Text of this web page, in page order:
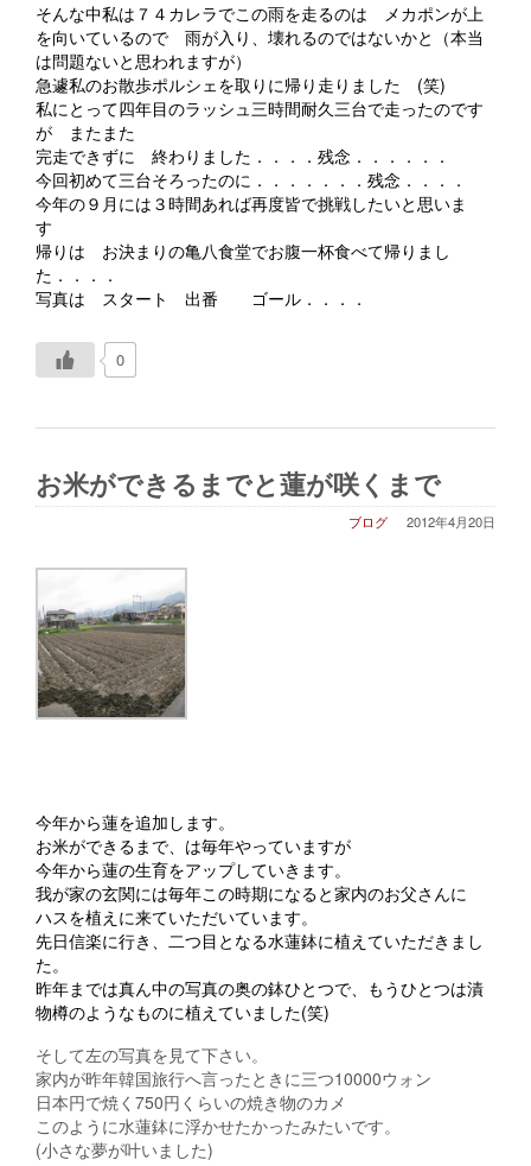
そんな中私は７４カレラでこの雨を走るのは メカポンが上
を向いているので 雨が入り、壊れるのではないかと（本当
は問題ないと思われますが）
急遽私のお散歩ポルシェを取りに帰り走りました (笑)
私にとって四年目のラッシュ三時間耐久三台で走ったのです
が またまた
完走できずに 終わりました．．．．残念．．．．．．
今回初めて三台そろったのに．．．．．．．残念．．．．
今年の９月には３時間あれば再度皆で挑戦したいと思いま
す
帰りは お決まりの亀八食堂でお腹一杯食べて帰りまし
た．．．．
写真は スタート 出番 ゴール．．．．
0
お米ができるまでと蓮が咲くまで
2012年4月20日
ブログ
今年から蓮を追加します。
お米ができるまで、は毎年やっていますが
今年から蓮の生育をアップしていきます。
我が家の玄関には毎年この時期になると家内のお父さんに
ハスを植えに来ていただいています。
先日信楽に行き、二つ目となる水蓮鉢に植えていただきまし
た。
昨年までは真ん中の写真の奥の鉢ひとつで、もうひとつは漬
物樽のようなものに植えていました(笑)
そして左の写真を見て下さい。
家内が昨年韓国旅行へ言ったときに三つ10000ウォン
日本円で焼く750円くらいの焼き物のカメ
このように水蓮鉢に浮かせたかったみたいです。
(小さな夢が叶いました)